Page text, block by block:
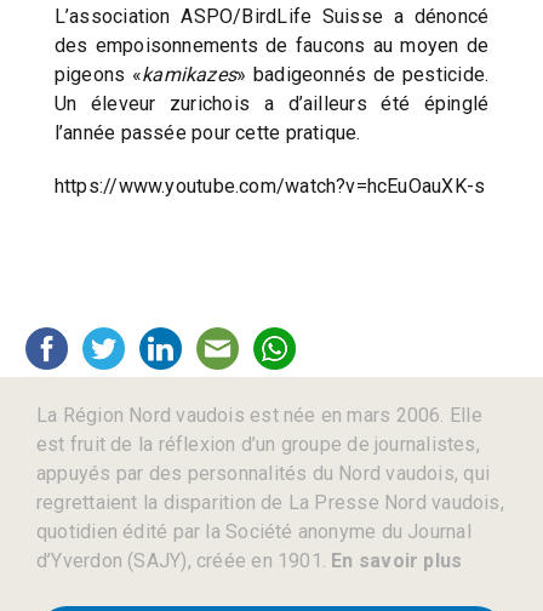
L’association ASPO/BirdLife Suisse a dénoncé
des empoisonnements de faucons au moyen de
pigeons «kamikazes» badigeonnés de pesticide.
Un éleveur zurichois a d’ailleurs été épinglé
l’année passée pour cette pratique.
https://www.youtube.com/watch?v=hcEuOauXK-s
La Région Nord vaudois est née en mars 2006. Elle
est fruit de la réflexion d’un groupe de journalistes,
appuyés par des personnalités du Nord vaudois, qui
regrettaient la disparition de La Presse Nord vaudois,
quotidien édité par la Société anonyme du Journal
d’Yverdon (SAJY), créée en 1901. En savoir plus